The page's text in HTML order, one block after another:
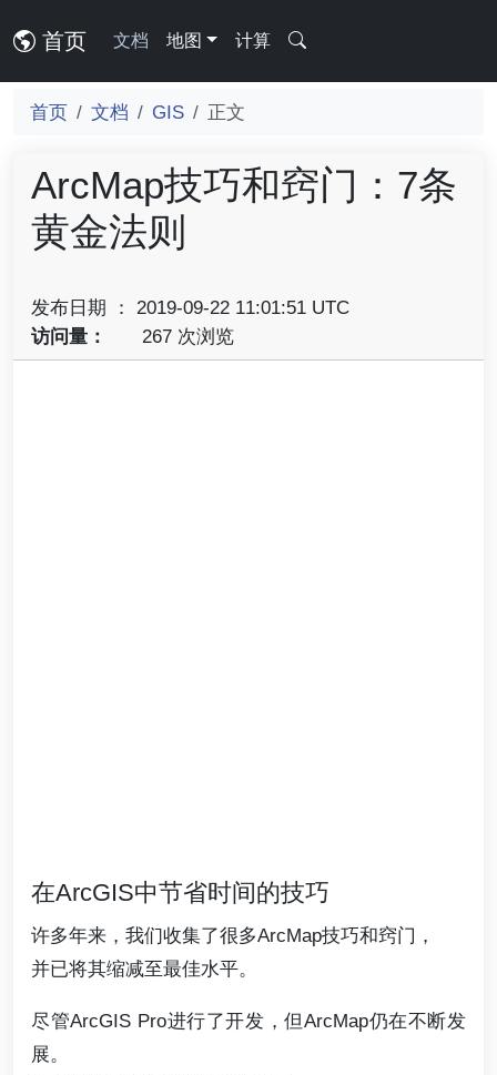
首页 文档 地图 计算
首页 文档 GIS 正文
ArcMap技巧和窍门：7条
黄金法则
发布日期 ： 2019-09-22 11:01:51 UTC
访问量：
267 次浏览
在ArcGIS中节省时间的技巧
许多年来，我们收集了很多ArcMap技巧和窍门，
并已将其缩减至最佳水平。
尽管ArcGIS Pro进行了开发，但ArcMap仍在不断发
展。